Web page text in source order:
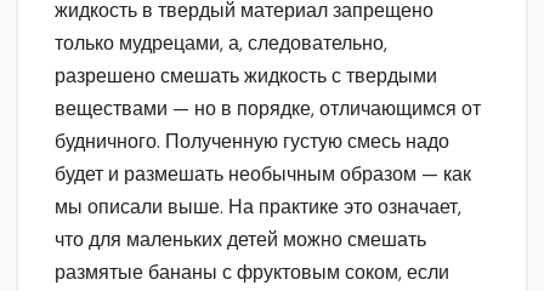
жидкость в твердый материал запрещено
только мудрецами, а, следовательно,
разрешено смешать жидкость с твердыми
веществами — но в порядке, отличающимся от
будничного. Полученную густую смесь надо
будет и размешать необычным образом — как
мы описали выше. На практике это означает,
что для маленьких детей можно смешать
размятые бананы с фруктовым соком, если